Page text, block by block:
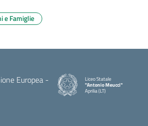
e Famiglie
Liceo Statale
"Antonio Meucci"
Aprilia (LT)